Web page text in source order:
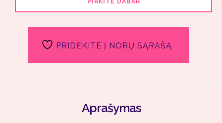
PIRKITE DABAR
PRIDĖKITE Į NORŲ SĄRAŠĄ
Aprašymas